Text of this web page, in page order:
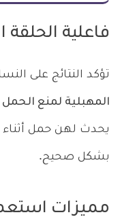
فاعلية
تؤكد النتائج على
المهبلية لمنع الحمل
يحدث لهن حمل أثناء
بشكل صحيح.
مميزات